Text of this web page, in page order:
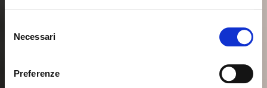
delNecessari
Preferenze
Parece que estás navegando Cerrar
para España. ¿Deseas cambiar al sitio en Estados